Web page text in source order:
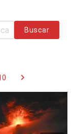
Buscar
chevron_right